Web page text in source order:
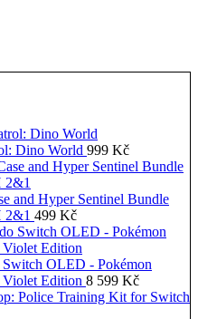
Dino World 999 Kč
and Hyper Sentinel Bundle
2&1 499 Kč
OLED - Pokémon
Violet Edition 8 599 Kč